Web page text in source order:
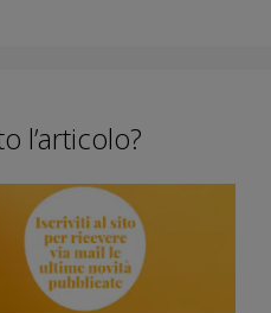
l’articolo?